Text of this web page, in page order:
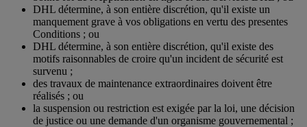
DHL détermine, à son entière discrétion, qu'il existe un
manquement grave à vos obligations en vertu des presentes
Conditions ; ou
DHL détermine, à son entière discrétion, qu'il existe des
motifs raisonnables de croire qu'un incident de sécurité est
survenu ;
des travaux de maintenance extraordinaires doivent être
réalisés ; ou
la suspension ou restriction est exigée par la loi, une décision
de justice ou une demande d'un organisme gouvernemental ;